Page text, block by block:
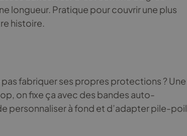
longueur. Pratique pour couvrir une plus
histoire.
fabriquer ses propres protections ? Une
on fixe ça avec des bandes auto-
personnaliser à fond et d’adapter pile-poil